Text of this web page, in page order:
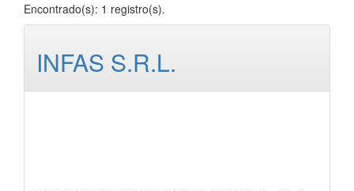
Encontrado(s): 1 registro(s).
INFAS S.R.L.